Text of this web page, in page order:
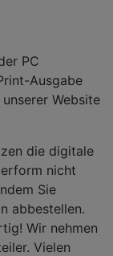
PC
Ausgabe
Website
die digitale
nicht
Sie
abbestellen.
Wir nehmen
Vielen